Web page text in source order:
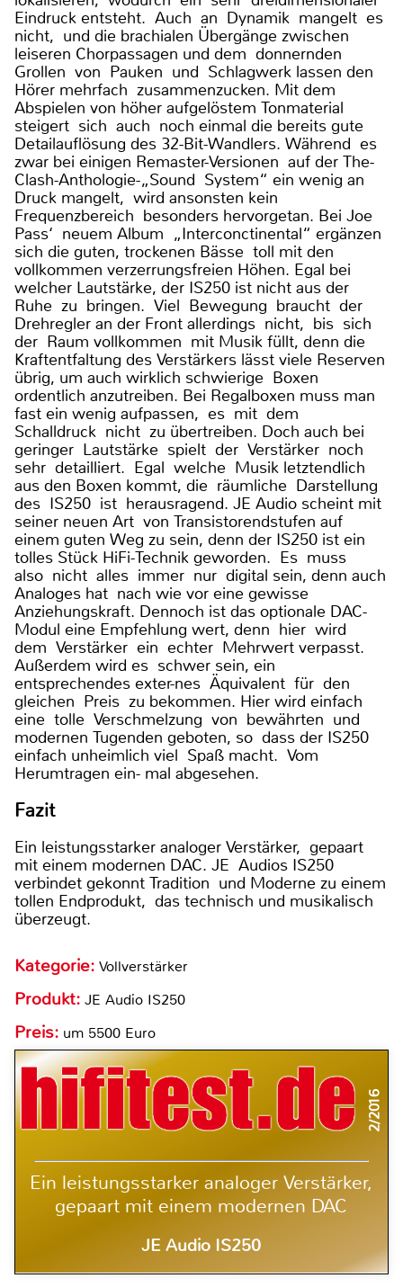
Eindruck entsteht. Auch an Dynamik mangelt es
nicht, und die brachialen Übergänge zwischen
leiseren Chorpassagen und dem donnernden
Grollen von Pauken und Schlagwerk lassen den
Hörer mehrfach zusammenzucken. Mit dem
Abspielen von höher aufgelöstem Tonmaterial
steigert sich auch noch einmal die bereits gute
Detailauflösung des 32-Bit-Wandlers. Während es
zwar bei einigen Remaster-Versionen auf der The-
Clash-Anthologie-„Sound System“ ein wenig an
Druck mangelt, wird ansonsten kein
Frequenzbereich besonders hervorgetan. Bei Joe
Pass‘ neuem Album „Interconctinental“ ergänzen
sich die guten, trockenen Bässe toll mit den
vollkommen verzerrungsfreien Höhen. Egal bei
welcher Lautstärke, der IS250 ist nicht aus der
Ruhe zu bringen. Viel Bewegung braucht der
Drehregler an der Front allerdings nicht, bis sich
der Raum vollkommen mit Musik füllt, denn die
Kraftentfaltung des Verstärkers lässt viele Reserven
übrig, um auch wirklich schwierige Boxen
ordentlich anzutreiben. Bei Regalboxen muss man
fast ein wenig aufpassen, es mit dem
Schalldruck nicht zu übertreiben. Doch auch bei
geringer Lautstärke spielt der Verstärker noch
sehr detailliert. Egal welche Musik letztendlich
aus den Boxen kommt, die räumliche Darstellung
des IS250 ist herausragend. JE Audio scheint mit
seiner neuen Art von Transistorendstufen auf
einem guten Weg zu sein, denn der IS250 ist ein
tolles Stück HiFi-Technik geworden. Es muss
also nicht alles immer nur digital sein, denn auch
Analoges hat nach wie vor eine gewisse
Anziehungskraft. Dennoch ist das optionale DAC-
Modul eine Empfehlung wert, denn hier wird
dem Verstärker ein echter Mehrwert verpasst.
Außerdem wird es schwer sein, ein
entsprechendes exter-nes Äquivalent für den
gleichen Preis zu bekommen. Hier wird einfach
eine tolle Verschmelzung von bewährten und
modernen Tugenden geboten, so dass der IS250
einfach unheimlich viel Spaß macht. Vom
Herumtragen ein- mal abgesehen.
Fazit
Ein leistungsstarker analoger Verstärker, gepaart
mit einem modernen DAC. JE Audios IS250
verbindet gekonnt Tradition und Moderne zu einem
tollen Endprodukt, das technisch und musikalisch
überzeugt.
Kategorie: Vollverstärker
Produkt: JE Audio IS250
Preis: um 5500 Euro
2/2016
Ein leistungsstarker analoger Verstärker,
gepaart mit einem modernen DAC
JE Audio IS250